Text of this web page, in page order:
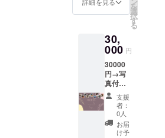
送りま
シャツ
のサイ
ズを備
考欄に
ご記載
くださ
い
を
選
択
す
る
30,
000 円
30000
円→写
真付き
お礼
メッ
セージ
メール
と、ギ
支援
者：
0人
お届
け予